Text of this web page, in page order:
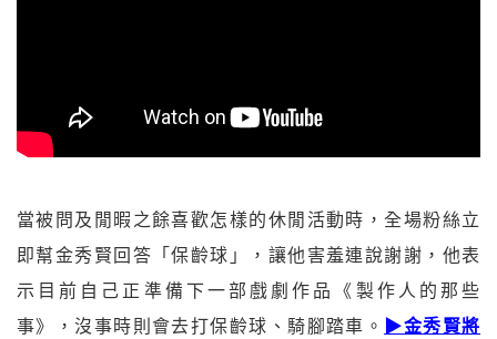
當被問及閒暇之餘喜歡怎樣的休閒活動時，全場粉絲立
即幫金秀賢回答「保齡球」，讓他害羞連說謝謝，他表
示目前自己正準備下一部戲劇作品《製作人的那些
事》，沒事時則會去打保齡球、騎腳踏車。 ▶金秀賢將